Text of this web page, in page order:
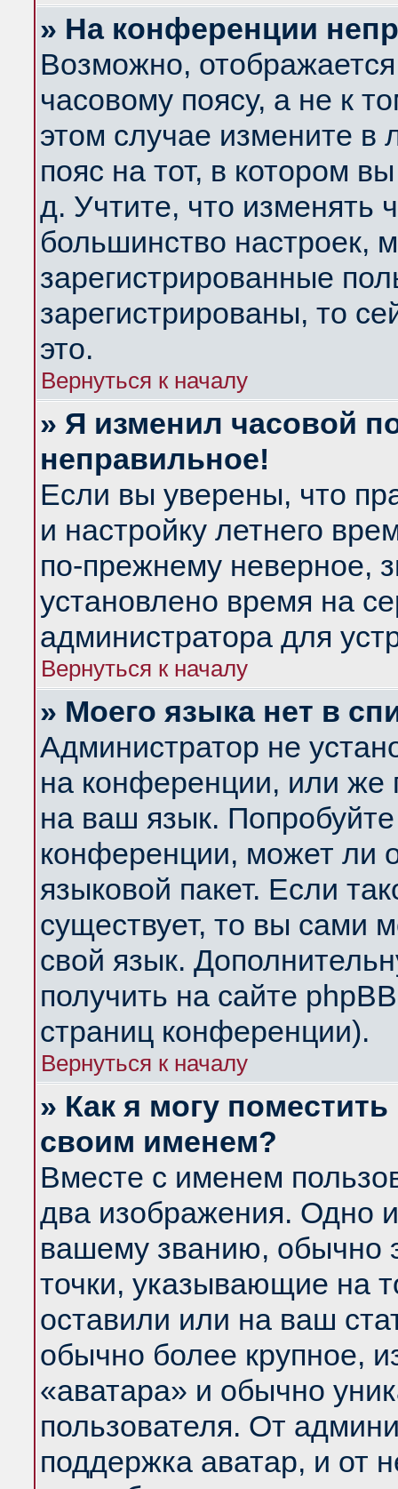
» На конференции
Возможно,
часовому поясу, а не к
этом случае измените в
пояс на тот, в котором
д. Учтите, что изменять
большинство настроек,
зарегистрированные
зарегистрированы, то
это.
Вернуться к началу
» Я изменил часовой
неправильное!
Если вы уверены, что
и настройку летнего
по-прежнему неверное,
установлено время на
администратора для
Вернуться к началу
» Моего языка нет в
Администратор не
на конференции, или же
на ваш язык.
конференции, может ли
языковой пакет. Если
существует, то вы сами
свой язык.
получить на сайте
страниц конференции).
Вернуться к началу
» Как я могу
своим именем?
Вместе с именем
два изображения. Одно
вашему званию, обычно
точки, указывающие на
оставили или на ваш
обычно более крупное,
«аватара» и обычно
пользователя. От
поддержка аватар, и от